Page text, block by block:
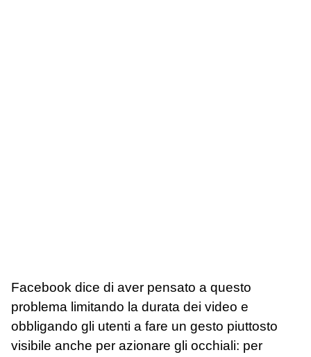
Facebook dice di aver pensato a questo
problema limitando la durata dei video e
obbligando gli utenti a fare un gesto piuttosto
visibile anche per azionare gli occhiali: per